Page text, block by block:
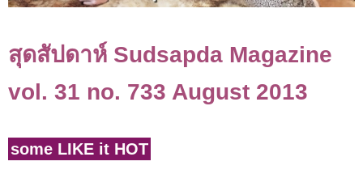
สุดสัปดาห์ Sudsapda Magazine
vol. 31 no. 733 August 2013
some LIKE it HOT